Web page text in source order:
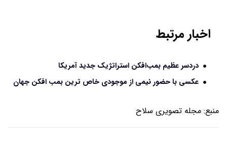
اخبار مرتبط
دردسر عظیم بمب‌افکن استراتژیک جدید آمریکا
عکسی با حضور نیمی از موجودی خاص ترین بمب افکن جهان
منبع: مجله تصویری سلاح